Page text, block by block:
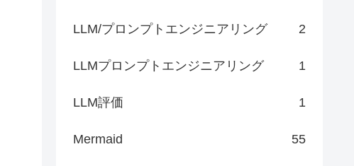
LLM/プロンプトエンジニアリング 2
LLMプロンプトエンジニアリング 1
LLM評価 1
Mermaid 55